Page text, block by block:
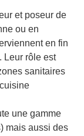
et poseur de
ou en
en fin
Leur rôle est
sanitaires
une gamme
mais aussi des